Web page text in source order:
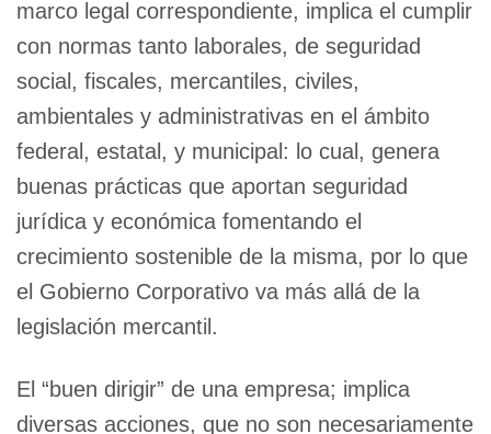
marco legal correspondiente, implica el cumplir
con normas tanto laborales, de seguridad
social, fiscales, mercantiles, civiles,
ambientales y administrativas en el ámbito
federal, estatal, y municipal: lo cual, genera
buenas prácticas que aportan seguridad
jurídica y económica fomentando el
crecimiento sostenible de la misma, por lo que
el Gobierno Corporativo va más allá de la
legislación mercantil.
El “buen dirigir” de una empresa; implica
diversas acciones, que no son necesariamente